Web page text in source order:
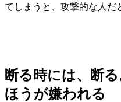
てしまうと、攻撃的な人だ
断る時には、断
ほうが嫌われる